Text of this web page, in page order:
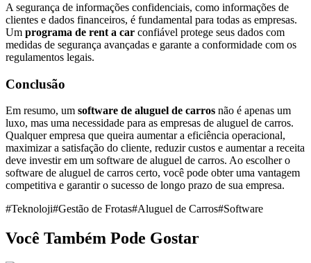
A segurança de informações confidenciais, como informações de
clientes e dados financeiros, é fundamental para todas as empresas.
Um programa de rent a car confiável protege seus dados com
medidas de segurança avançadas e garante a conformidade com os
regulamentos legais.
Conclusão
Em resumo, um software de aluguel de carros não é apenas um
luxo, mas uma necessidade para as empresas de aluguel de carros.
Qualquer empresa que queira aumentar a eficiência operacional,
maximizar a satisfação do cliente, reduzir custos e aumentar a receita
deve investir em um software de aluguel de carros. Ao escolher o
software de aluguel de carros certo, você pode obter uma vantagem
competitiva e garantir o sucesso de longo prazo de sua empresa.
#Teknoloji#Gestão de Frotas#Aluguel de Carros#Software
Você Também Pode Gostar